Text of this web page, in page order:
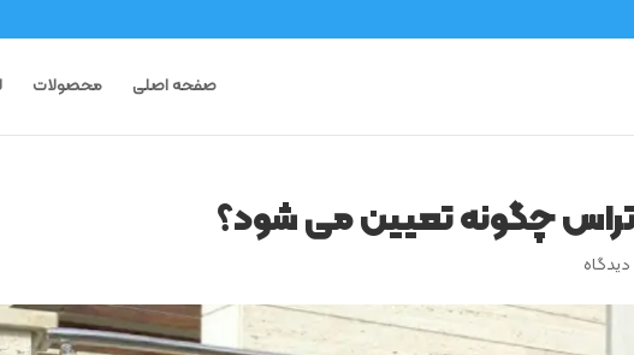
صفحه اصلی محصولات
چگونه تعیین می شود؟